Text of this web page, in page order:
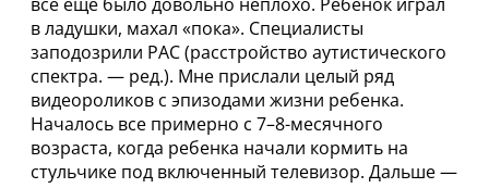
в ладушки, махал «пока». Специалисты
заподозрили РАС (расстройство аутистического
спектра. — ред.). Мне прислали целый ряд
видеороликов с эпизодами жизни ребенка.
Началось все примерно с 7–8-месячного
возраста, когда ребенка начали кормить на
стульчике под включенный телевизор. Дальше —